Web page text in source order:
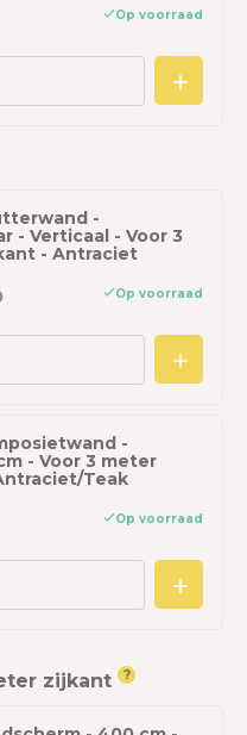
Op voorraad
-
- Verticaal - Voor 3
- Antraciet
Op voorraad
-
- Voor 3 meter
Teak
Op voorraad
zijkant ?